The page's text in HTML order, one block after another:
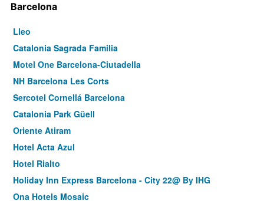
Barcelona
Lleo
Catalonia Sagrada Familia
Motel One Barcelona-Ciutadella
NH Barcelona Les Corts
Sercotel Cornellá Barcelona
Catalonia Park Güell
Oriente Atiram
Hotel Acta Azul
Hotel Rialto
Holiday Inn Express Barcelona - City 22@ By IHG
Ona Hotels Mosaic